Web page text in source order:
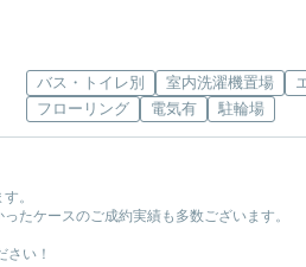
バス・トイレ別 室内洗濯機置場
フローリング
電気有 駐輪場
。
たケースのご成約実績も多数ございます。
い！